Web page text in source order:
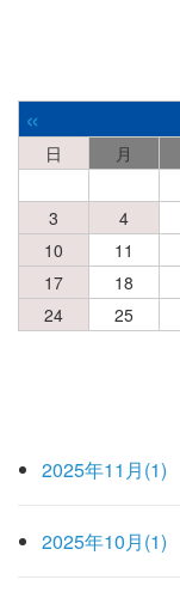
«
日 月
3
4
10
11
17
18
24
25
2025年11月(1)
2025年10月(1)